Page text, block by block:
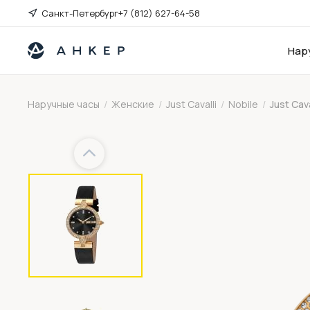
Санкт-Петербург+7 (812) 627-64-58
Наручные часы / Женские / Just Cavalli / Nobile / Just
Previous